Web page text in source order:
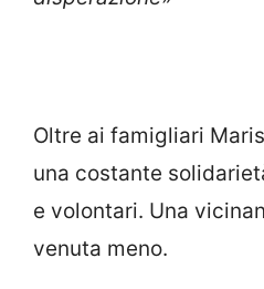
Oltre ai famigliari
una costante
e volontari. Una
venuta meno.